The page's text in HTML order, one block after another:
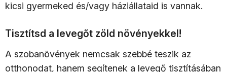
kicsi gyermeked és/vagy háziállataid is vannak.
Tisztítsd a levegőt zöld növényekkel!
A szobanövények nemcsak szebbé teszik az
otthonodat, hanem segítenek a levegő tisztításában